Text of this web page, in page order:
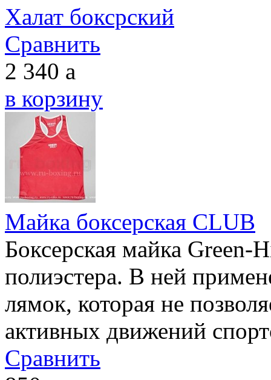
Халат боксрский
Сравнить
2 340 a
в корзину
Майка боксерская CLUB
Боксерская майка
полиэстера. В ней
лямок, которая не
активных движений
Сравнить